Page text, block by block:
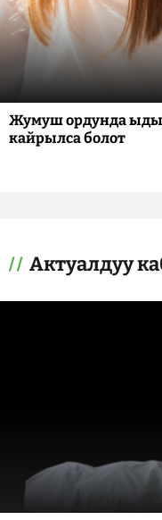
Жумуш ордунда
кайрылса болот
Актуалдуу